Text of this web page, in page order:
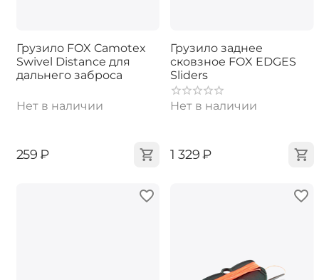
Грузило FOX Camotex
Swivel Distance для
дальнего заброса
Нет в наличии
‍259‍ ₽
Грузило заднее
сковзное FOX EDGES
Sliders
Нет в наличии
‍1 329‍₽